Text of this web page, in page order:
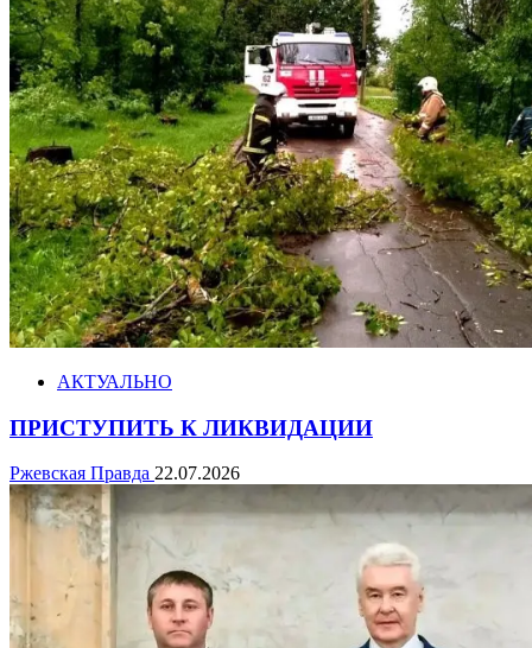
АКТУАЛЬНО
ПРИСТУПИТЬ К ЛИКВИДАЦИИ
Ржевская Правда 22.07.2026